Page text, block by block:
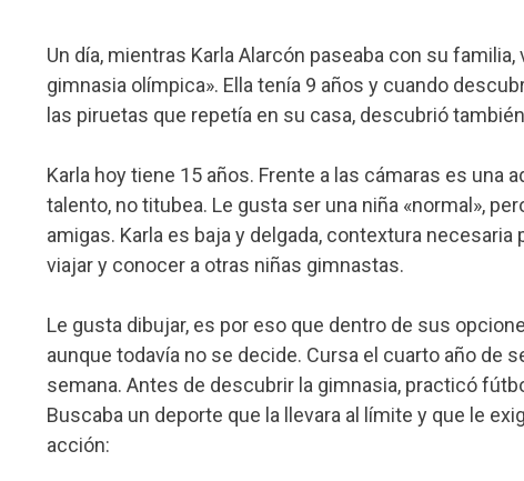
Un día, mientras Karla Alarcón paseaba con su
gimnasia olímpica». Ella tenía 9 años y cuando
las piruetas que repetía en su casa, descubrió
Karla hoy tiene 15 años. Frente a las cámaras es
talento, no titubea. Le gusta ser una niña «normal»,
amigas. Karla es baja y delgada, contextura
viajar y conocer a otras niñas gimnastas.
Le gusta dibujar, es por eso que dentro de sus
aunque todavía no se decide. Cursa el cuarto año de
semana. Antes de descubrir la gimnasia, practicó
Buscaba un deporte que la llevara al límite y que le
acción: